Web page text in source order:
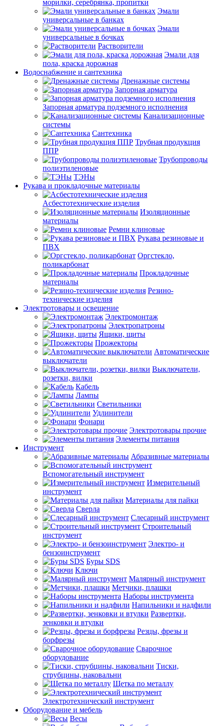
морилки, серебрянка, пропитки
Эмали
универсальные в банках
Эмали
универсальные в бочках
Растворители
Эмали для
пола, краска дорожная
Водоснабжение и сантехника
Дренажные системы
Запорная арматура
Запорная арматура подземного исполнения
Канализационные
системы
Сантехника
Трубная продукция
ППР
Трубопроводы
полиэтиленовые
ТЭНы
Рукава и прокладочные материалы
Асбестотехнические изделия
Изоляционные
материалы
Ремни клиновые
Рукава резиновые и
ПВХ
Оргстекло,
поликарбонат
Прокладочные
материалы
Резино-
технические изделия
Электротовары и освещение
Электромонтаж
Электропатроны
Ящики, щиты
Прожекторы
Автоматические
выключатели
Выключатели,
розетки, вилки
Кабель
Лампы
Светильники
Удлинители
Фонари
Электротовары прочие
Элементы питания
Инструмент
Абразивные материалы
Вспомогательный инструмент
Измерительный
инструмент
Материалы для пайки
Сверла
Слесарный инструмент
Строительный
инструмент
Электро- и
бензоинструмент
Буры SDS
Ключи
Малярный инструмент
Метчики, плашки
Наборы инструмента
Напильники и надфили
Развертки,
зенковки и втулки
Резцы, фрезы и
борфрезы
Сварочное
оборудование
Тиски,
струбцины, наковальни
Щетка по металлу
Электротехнический инструмент
Оборудование и мебель
Весы